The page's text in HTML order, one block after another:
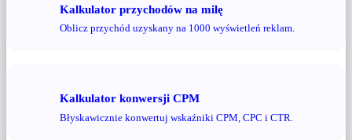
Kalkulator przychodów na milę
Oblicz przychód uzyskany na 1000 wyświetleń reklam.
Kalkulator konwersji CPM
Błyskawicznie konwertuj wskaźniki CPM, CPC i CTR.